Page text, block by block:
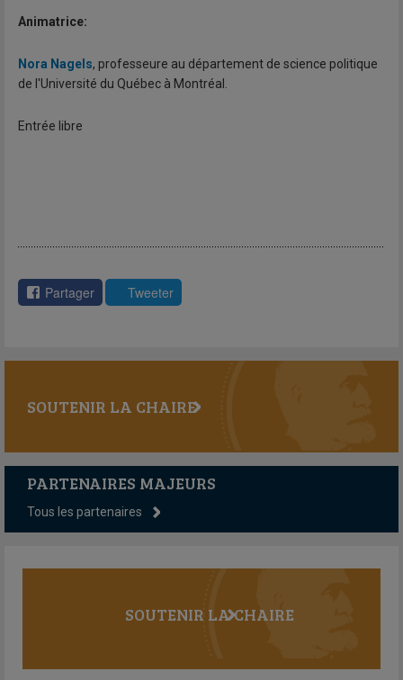
Animatrice:
Nora Nagels, professeure au département de science politique
de l'Université du Québec à Montréal.
Entrée libre
Partager Tweeter
SOUTENIR LA CHAIRE
PARTENAIRES MAJEURS
Tous les partenaires
SOUTENIR LA CHAIRE